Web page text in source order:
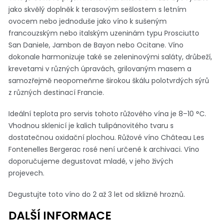
jako skvělý doplněk k terasovým sešlostem s letním
ovocem nebo jednoduše jako víno k sušeným
francouzským nebo italským uzeninám typu Prosciutto
San Daniele, Jambon de Bayon nebo Ocitane. Víno
dokonale harmonizuje také se zeleninovými saláty, drůbeží,
krevetami v různých úpravách, grilovaným masem a
samozřejmě neopomeňme širokou škálu polotvrdých sýrů
z různých destinací Francie.
Ideální teplota pro servis tohoto růžového vína je 8–10 °C.
Vhodnou sklenicí je kalich tulipánovitého tvaru s
dostatečnou oxidační plochou. Růžové víno Château Les
Fontenelles Bergerac rosé není určené k archivaci. Víno
doporučujeme degustovat mladé, v jeho živých
projevech.
Degustujte toto víno do 2 až 3 let od sklizně hroznů.
DALŠÍ INFORMACE